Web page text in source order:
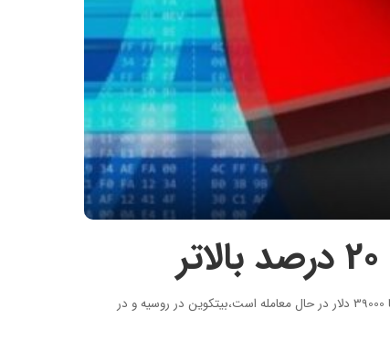
به گزارش روز ارز، پس از تحریم های مختلف علیه روسیه امروز شاهد اتفاق عجیبی بودیم، در حالی که بیتکوین در بازارهای جهانی با قیمت حدودی 38000 تا 39000 دلار در حال معامله است،بیتکوین در روسیه و در